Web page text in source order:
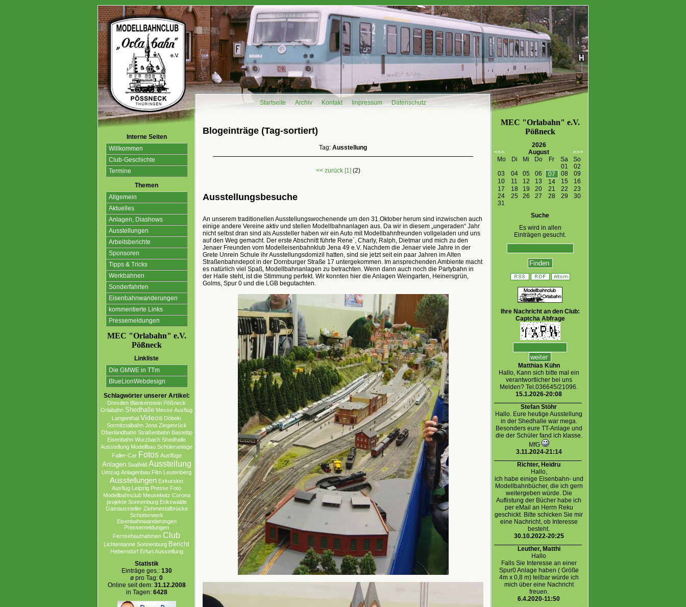
Startseite Archiv Kontakt Impressum Datenschutz
Interne Seiten
Willkommen
Club-Geschichte
Termine
Themen
Allgemein
Aktuelles
Anlagen, Diashows
Ausstellungen
Arbeitsberichte
Sponsoren
Tipps & Tricks
Werkbahnen
Sonderfahrten
Eisenbahnwanderungen
kommentierte Links
Pressemeldungen
MEC "Orlabahn" e.V.
Pößneck
Linkliste
Die GMWE in TTm
BlueLionWebdesign
Schlagwörter unserer Artikel:
Dresden Blankenstein Pößneck
Orlabahn Shedhalle Messe Ausflug
Langenthal Videos Döbeln
Sormitztalbahn Jena Ziegenrück
Oberlandbahn Straßenbahn Basteltip
Eisenbahn Wurzbach Shedhalle
Ausstellung Modellbau Schüleranlage
Faller-Car Fotos Ausflüge
Anlagen Saalfeld Ausstellung
Umzug Anlagenbau Film Leutenberg
Ausstellungen Exkursion
Ausflug Leipzig Presse Foto
Modellbahnclub Meuselwitz Corona
projekte Sonnenburg Erikswalde
Gastaussteller Ziehmestalbrücke
Schotterwerk
Eisenbahnwanderungen
Pressemeldungen
Fernsehaufnahmen Club
Lichtentanne Sonnenburg Bericht
Heberndorf Erfurt Ausstellung
Statistik
Einträge ges.: 130
ø pro Tag: 0
Online seit dem: 31.12.2008
in Tagen: 6428
Blogeinträge (Tag-sortiert)
Tag: Ausstellung
<< zurück [1] (2)
Ausstellungsbesuche
An unserem traditionellen Ausstellungswochenende um den 31.Oktober herum sind inzwischen auch
einige andere Vereine aktiv und stellen Modellbahnanlagen aus. Da wir in diesem „ungeraden“ Jahr
nicht selbst dran sind als Aussteller haben wir ein Auto mit Modellbahnfreunden vollgeladen und uns
auf den Weg gemacht. Der erste Abschnitt führte Rene´, Charly, Ralph, Dietmar und mich zu den
Jenaer Freunden vom Modelleisenbahnklub Jena 49 e.V. Nachdem die Jenaer viele Jahre in der
Grete Unrein Schule ihr Ausstellungsdomizil hatten, sind sie jetzt seit ein paar Jahren im Alten
Straßenbahndepot in der Dornburger Straße 17 untergekommen. Im ansprechenden Ambiente macht
es natürlich viel Spaß, Modellbahnanlagen zu betrachten. Wenn dann auch noch die Partybahn in
der Halle steht, ist die Stimmung perfekt. Wir konnten hier die Anlagen Weingarten, Heinersgrün,
Golms, Spur 0 und die LGB begutachten.
MEC "Orlabahn" e.V.
Pößneck
2026
<<<
August
>>>
Mo
Di Mi Do Fr Sa
So
01
02
03
04 05 06 07 08
09
10
11 12 13 14 15
16
17
18 19 20 21 22
23
24
25 26 27 28 29
30
31
Suche
Es wird in allen
Einträgen gesucht.
Ihre Nachricht an den Club:
Captcha Abfrage
Matthias Kühn
Hallo, Kann sich bitte mal ein
verantwortlicher bei uns
Melden? Tel.036645/21096.
15.1.2026-20:08
Stefan Stöhr
Hallo. Eure heutige Ausstellung
in der Shedhalle war mega.
Besonders eure TT-Anlage und
die der Schüler fand ich klasse.
MfG
3.11.2024-21:14
Richter, Heidru
Hallo,
ich habe einige Eisenbahn- und
Modellbahnbücher, die ich gern
weitergeben würde. Die
Auflistung der Bücher habe ich
per eMail an Herrn Reku
geschickt. Bitte schicken Sie mir
eine Nachricht, ob Interesse
besteht.
30.10.2022-20:25
Leuther, Matthi
Hallo
Falls Sie Interesse an einer
Spur0 Anlage haben ( Größe
4m x 0,8 m) teilbar würde ich
mich über eine Nachricht
freuen.
6.4.2020-11:50